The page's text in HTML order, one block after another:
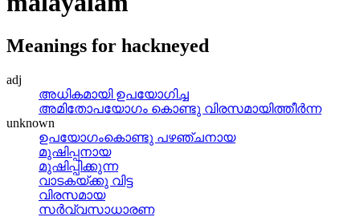
Meanings for hackneyed
adj
അധികമായി ഉപയോഗിച്ച
അമിതോപയോഗം കൊണ്ടു വിരസമായിത്തീര്‍ന്ന
unknown
ഉപയോഗംകൊണ്ടു പഴഞ്ചനായ
മുഷിപ്പനായ
മുഷിപ്പിക്കുന്ന
വാടകയ്ക്കു വിട്ട
വിരസമായ
സര്‍വ്വസാധാരണ